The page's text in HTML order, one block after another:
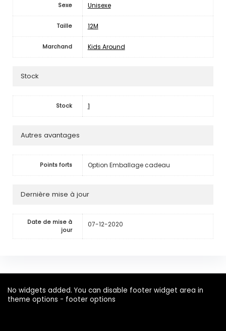
Sexe Unisexe
Taille 12M
Marchand Kids Around
Stock
Stock 1
Autres avantages
Points forts Option Emballage cadeau
Dernière mise à jour
Date de mise à
jour
07-12-2020
No widgets added. You can disable footer widget area in
theme options - footer options